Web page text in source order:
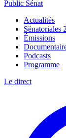
Public Sénat
Actualités
Sénatoriales
Émissions
Podcasts
Programme
Le direct